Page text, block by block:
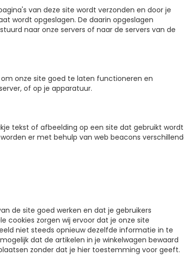
van deze site wordt verzonden en door je
wordt opgeslagen. De daarin opgeslagen
naar onze servers of naar de servers van de
onze site goed te laten functioneren en
of op je apparatuur.
tekst of afbeelding op een site dat gebruikt wordt
er met behulp van web beacons
de site goed werken en dat je gebruikers
cookies zorgen wij ervoor dat je onze site
niet steeds opnieuw dezelfde informatie in te
dat de artikelen in je winkelwagen bewaard
zonder dat je hier toestemming voor geeft.